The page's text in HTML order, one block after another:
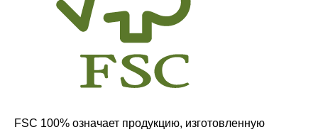
FSC 100% означает продукцию, изготовленную
новинках
О нас